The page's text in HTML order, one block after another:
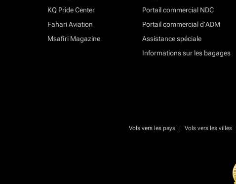
KQ Pride Center
Fahari Aviation
Msafiri Magazine
Portail commercial NDC
Portail commercial d’ADM
Assistance spéciale
Informations sur les bagages
Vols vers les pays | Vols vers les villes